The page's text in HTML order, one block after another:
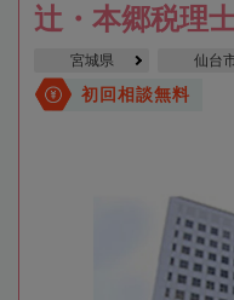
辻・本郷税理
宮城県 仙台
初回相談無料